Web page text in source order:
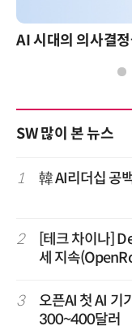
SW 많이 본 뉴스
1 韓 AI리더십 공
2
[테크 차이나]
세 지속
3
오픈AI 첫 AI
300~400달러